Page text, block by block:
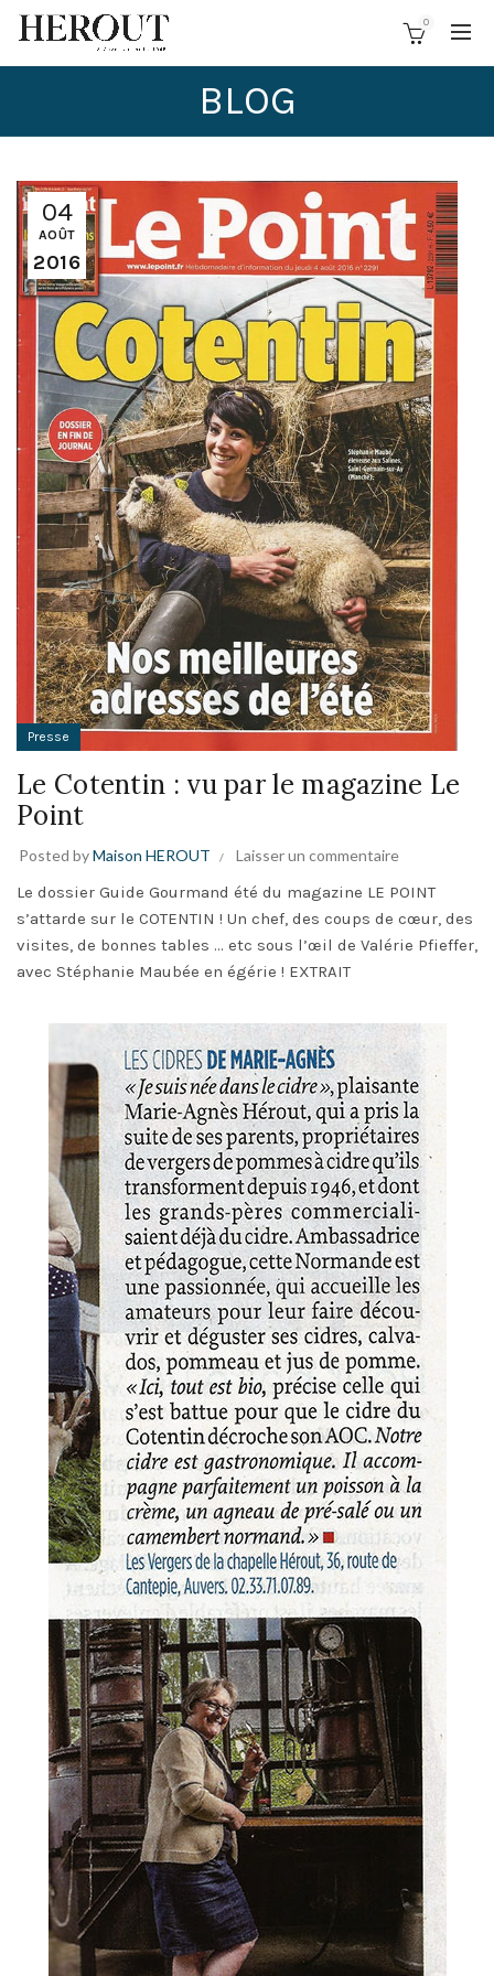
0
BLOG
04
AOÛT
2016
Presse
Le Cotentin : vu par le magazine Le
Point
Posted byMaison HEROUT Laisser un commentaire
Le dossier Guide Gourmand été du magazine LE POINT
s’attarde sur le COTENTIN ! Un chef, des coups de cœur, des
visites, de bonnes tables … etc sous l’œil de Valérie Pfieffer,
avec Stéphanie Maubée en égérie ! EXTRAIT